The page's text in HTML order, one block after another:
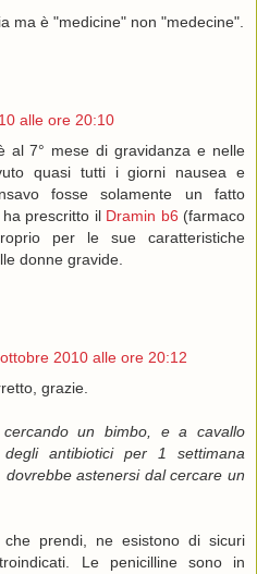
ma è "medicine" non "medecine".
alle ore 20:10
al 7° mese di gravidanza e nelle
quasi tutti i giorni nausea e
fosse solamente un fatto
prescritto il Dramin b6 (farmaco
per le sue caratteristiche
donne gravide.
2010 alle ore 20:12
grazie.
un bimbo, e a cavallo
degli antibiotici per 1 settimana
astenersi dal cercare un
che prendi, ne esistono di sicuri
Le penicilline sono in